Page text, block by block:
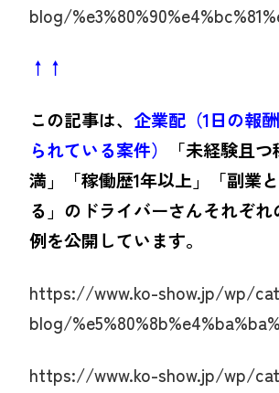
blog/
↑↑
この記事は、 企業配（1日の報
られている案件）
「未経験且
満」「稼働歴1年以上」「副業
る」のドライバーさんそれぞ
例を公開しています。
https://www.ko-show.jp/wp/
blog/
https://www.ko-show.jp/wp/